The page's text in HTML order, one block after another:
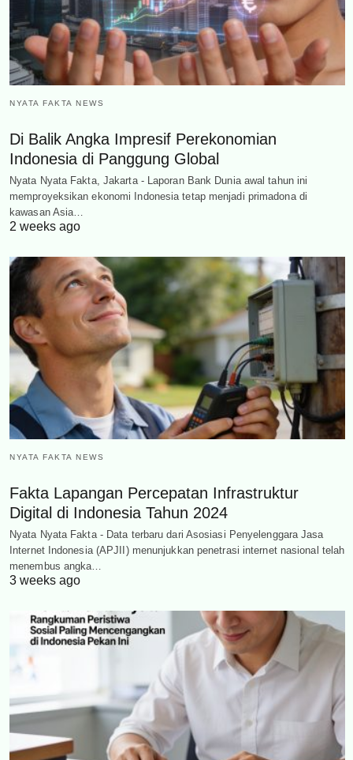
NYATA FAKTA NEWS
Di Balik Angka Impresif Perekonomian
Indonesia di Panggung Global
Nyata Nyata Fakta, Jakarta - Laporan Bank Dunia awal tahun ini
memproyeksikan ekonomi Indonesia tetap menjadi primadona di
kawasan Asia…
2 weeks ago
NYATA FAKTA NEWS
Fakta Lapangan Percepatan Infrastruktur
Digital di Indonesia Tahun 2024
Nyata Nyata Fakta - Data terbaru dari Asosiasi Penyelenggara Jasa
Internet Indonesia (APJII) menunjukkan penetrasi internet nasional telah
menembus angka…
3 weeks ago